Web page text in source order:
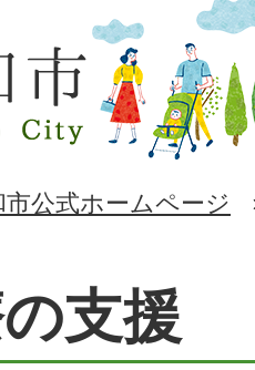
市公式ホームページ
支援